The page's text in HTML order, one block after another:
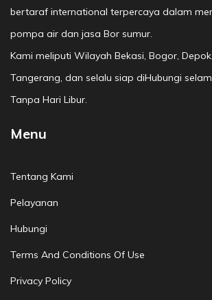
bertaraf international terpercaya dalam
pompa air dan jasa Bor sumur.
Kami meliputi Wilayah Bekasi, Bogor,
Tangerang, dan selalu siap diHubungi
Tanpa Hari Libur.
Menu
Tentang Kami
Pelayanan
Hubungi
Terms And Conditions Of Use
Privacy Policy